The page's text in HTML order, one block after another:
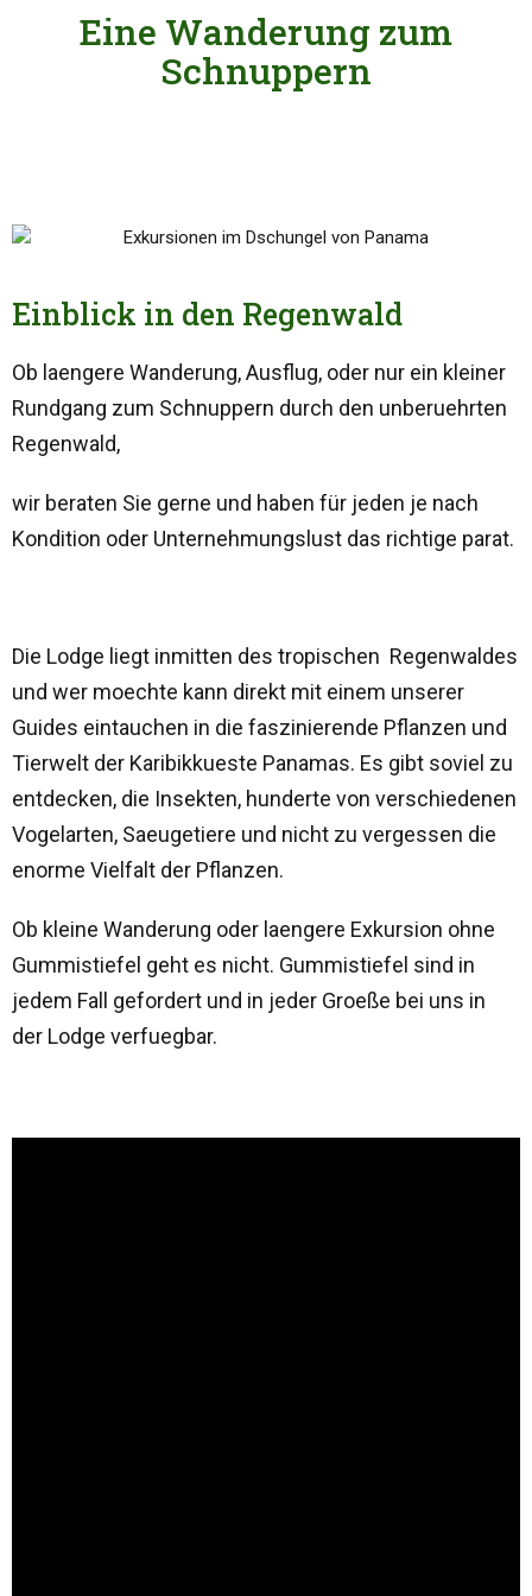
Eine Wanderung zum
Schnuppern
Einblick in den Regenwald
Ob laengere Wanderung, Ausflug, oder nur ein kleiner
Rundgang zum Schnuppern durch den unberuehrten
Regenwald,
wir beraten Sie gerne und haben für jeden je nach
Kondition oder Unternehmungslust das richtige parat.
Die Lodge liegt inmitten des tropischen Regenwaldes
und wer moechte kann direkt mit einem unserer
Guides eintauchen in die faszinierende Pflanzen und
Tierwelt der Karibikkueste Panamas. Es gibt soviel zu
entdecken, die Insekten, hunderte von verschiedenen
Vogelarten, Saeugetiere und nicht zu vergessen die
enorme Vielfalt der Pflanzen.
Ob kleine Wanderung oder laengere Exkursion ohne
Gummistiefel geht es nicht. Gummistiefel sind in
jedem Fall gefordert und in jeder Groeße bei uns in
der Lodge verfuegbar.